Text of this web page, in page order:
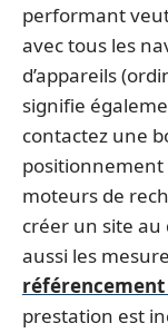
performant
avec tous les
d’appareils
signifie
contactez une
moteurs de
créer un site au
aussi les
prestation est